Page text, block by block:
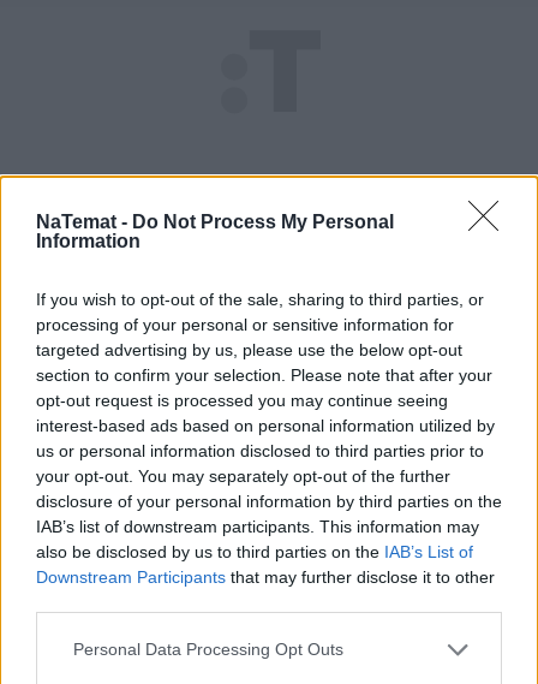
NaTemat - Do Not Process My Personal
Information
If you wish to opt-out of the sale, sharing to third parties, or
processing of your personal or sensitive information for
targeted advertising by us, please use the below opt-out
section to confirm your selection. Please note that after your
opt-out request is processed you may continue seeing
interest-based ads based on personal information utilized by
us or personal information disclosed to third parties prior to
your opt-out. You may separately opt-out of the further
disclosure of your personal information by third parties on the
IAB’s list of downstream participants. This information may
also be disclosed by us to third parties on the IAB’s List of
Downstream Participants that may further disclose it to other
Personal Data Processing Opt Outs
Domowy obiad od podstaw bez stania
godzinami w kuchni? Sprawdziłam,
czy to możliwe
Platforma Obywatelska ma także gotową ustawę,
którą Tusk potocznie nazwał "czyste ręce". – Ten
termin dość dobrze opisuje ten projekt. Chodzi o
obowiązek ujawniania majątku współmałżonków
ludzi władzy. Premiera, ministrów, posłów,
senatorów oraz władze wykonawcze w samorządzie.
Mam nadzieję, że przetnie to spekulacje –